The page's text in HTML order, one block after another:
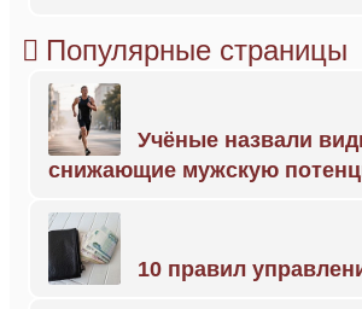
Популярные страницы
Учёные назвали
снижающие мужскую
10 правил